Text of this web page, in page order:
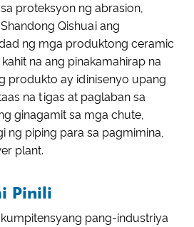
proteksyon ng abrasion,
Qishuai ang
ng mga produktong ceramic
na ang pinakamahirap na
produkto ay idinisenyo upang
na tigas at paglaban sa
ginagamit sa mga chute,
ng piping para sa pagmimina,
plant.
Pinili
pang-industriya